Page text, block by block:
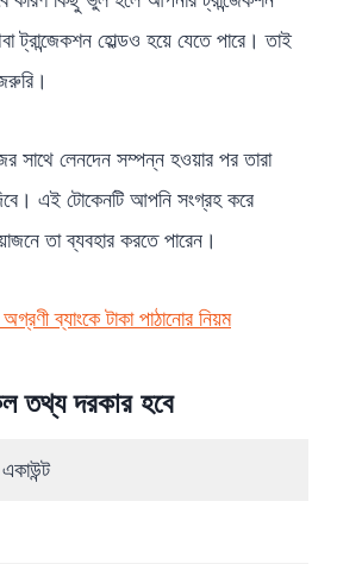
ট্রান্জেকশন হোল্ডও হয়ে যেতে পারে। তাই
সাথে লেনদেন সম্পন্ন হওয়ার পর তারা
এই টোকেনটি আপনি সংগ্রহ করে
তা ব্যবহার করতে পারেন।
ব্যাংকে টাকা পাঠানোর নিয়ম
তথ্য দরকার হবে